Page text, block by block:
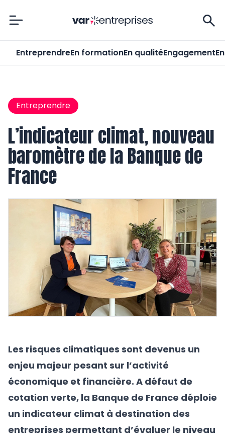
Var-Entreprises
EntreprendreEn formationEn qualitéEngagement
Entreprendre
L’indicateur climat, nouveau
baromètre de la Banque de
France
Les risques climatiques sont devenus un
enjeu majeur pesant sur l’activité
économique et financière. A défaut de
cotation verte, la Banque de France déploie
un indicateur climat à destination des
entreprises permettant d’évaluer le niveau